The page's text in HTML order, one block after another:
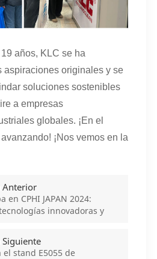
años, KLC se ha
aspiraciones originales y se
soluciones sostenibles
a empresas
globales. ¡En el
¡Nos vemos en la
Anterior
en CPHI JAPAN 2024:
innovadoras y
el stand E5055 de